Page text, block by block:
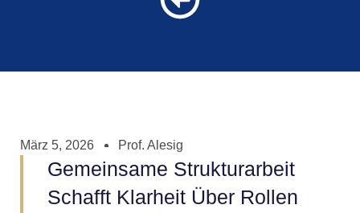
März 5, 2026 Prof. Alesig
Gemeinsame Strukturarbeit
Schafft Klarheit Über Rollen